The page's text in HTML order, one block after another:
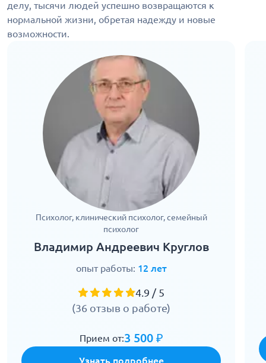
делу, тысячи людей успешно возвращаются к
нормальной жизни, обретая надежду и новые
возможности.
Психолог, клинический психолог, семейный
психолог
Владимир Андреевич Круглов
опыт работы: 12 лет
4.9 / 5
(36 отзыв о работе)
Прием от:3 500 ₽
Узнать подробнее